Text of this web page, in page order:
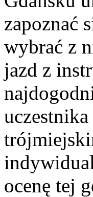
zapoznać
wybrać z
jazd z
ocenę tej